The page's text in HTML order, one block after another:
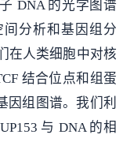
DNA 的光学图谱
分析和基因组分
在人类细胞中对核
结合位点和组蛋
因组图谱。我们利
与 DNA 的相